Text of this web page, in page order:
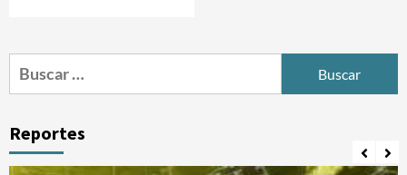
Buscar:
Reportes